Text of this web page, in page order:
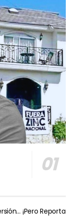
¡Pero Reporta